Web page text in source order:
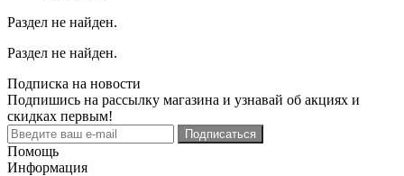
Раздел не найден.
Раздел не найден.
Подписка на новости
Подпишись на рассылку магазина и узнавай об акциях и
скидках первым!
Подписаться
Помощь
Информация